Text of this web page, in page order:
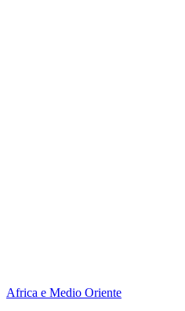
Africa e Medio Oriente